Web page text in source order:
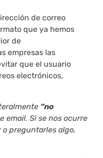
de correo
que ya hemos
de
empresas las
que el usuario
electrónicos,
“no
email. Si se nos ocurre
preguntarles algo,